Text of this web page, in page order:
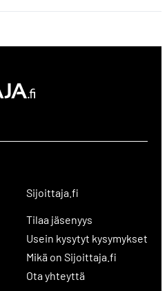
Sijoittaja.fi
Tilaa jäsenyys
Usein kysytyt kysymykset
Mikä on Sijoittaja.fi
Ota yhteyttä